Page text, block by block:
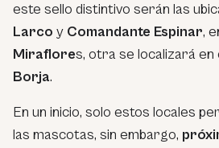
este sello distintivo serán las
Larco y Comandante Espinar,
Miraflores, otra se localizará en
Borja.
En un inicio, solo estos locales
las mascotas, sin embargo,